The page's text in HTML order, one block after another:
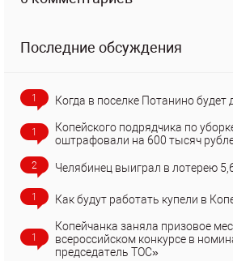
Последние обсуждения
1 Когда в поселке Потанино будет
1
Копейского подрядчика по
оштрафовали на 600 тысяч
2 Челябинец выиграл в лотерею
1 Как будут работать купели в
1
Копейчанка заняла призовое
всероссийском конкурсе в
председатель ТОС»